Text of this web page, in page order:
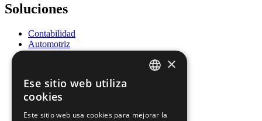
Soluciones
Contabilidad
Automotriz
Salud
Recursos Humanos
Legal
×
Ese sitio web utiliza
cookies
Este sitio web usa cookies para mejorar la